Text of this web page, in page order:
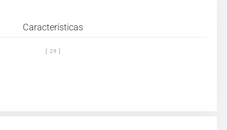
Características
[ 29 ]